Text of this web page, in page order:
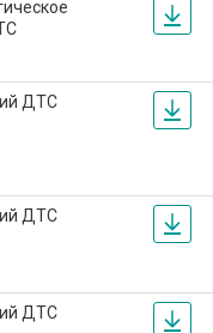
ДТС
ДТС
ДТС